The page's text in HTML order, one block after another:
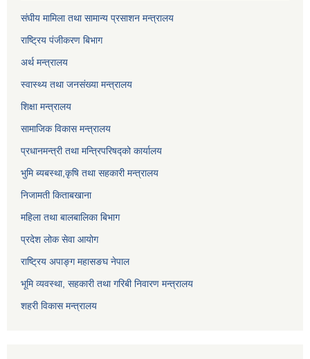
संघीय मामिला तथा सामान्य प्रसाशन मन्त्रालय
राष्ट्रिय पंजीकरण बिभाग
अर्थ मन्त्रालय
स्वास्थ्य तथा जनसंख्या मन्त्रालय
शिक्षा मन्त्रालय
सामाजिक विकास मन्त्रालय
प्रधानमन्त्री तथा मन्त्रिपरिषद्को कार्यालय
भुमि ब्यबस्था,कृषि तथा सहकारी मन्त्रालय
निजामती किताबखाना
महिला तथा बालबालिका बिभाग
प्रदेश लोक सेवा आयोग
राष्ट्रिय अपाङ्ग महासङघ नेपाल
भूमि व्यवस्था, सहकारी तथा गरिबी निवारण मन्त्रालय
शहरी विकास मन्त्रालय